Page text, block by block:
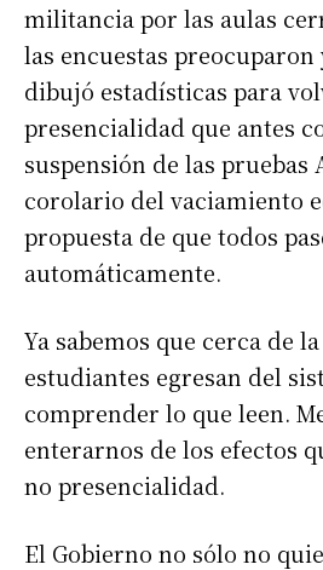
militancia por las aulas
las encuestas
dibujó estadísticas para
presencialidad que antes
suspensión de las pruebas
corolario del vaciamiento
propuesta de que todos
automáticamente.
Ya sabemos que cerca de
estudiantes egresan del
comprender lo que leen.
enterarnos de los efectos
no presencialidad.
El Gobierno no sólo no